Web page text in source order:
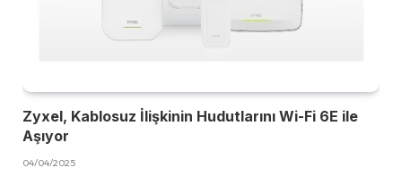
Zyxel, Kablosuz İlişkinin Hudutlarını Wi-Fi 6E ile
Aşıyor
04/04/2025